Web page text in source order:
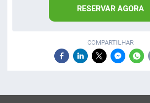
RESERVAR AGORA
COMPARTILHAR